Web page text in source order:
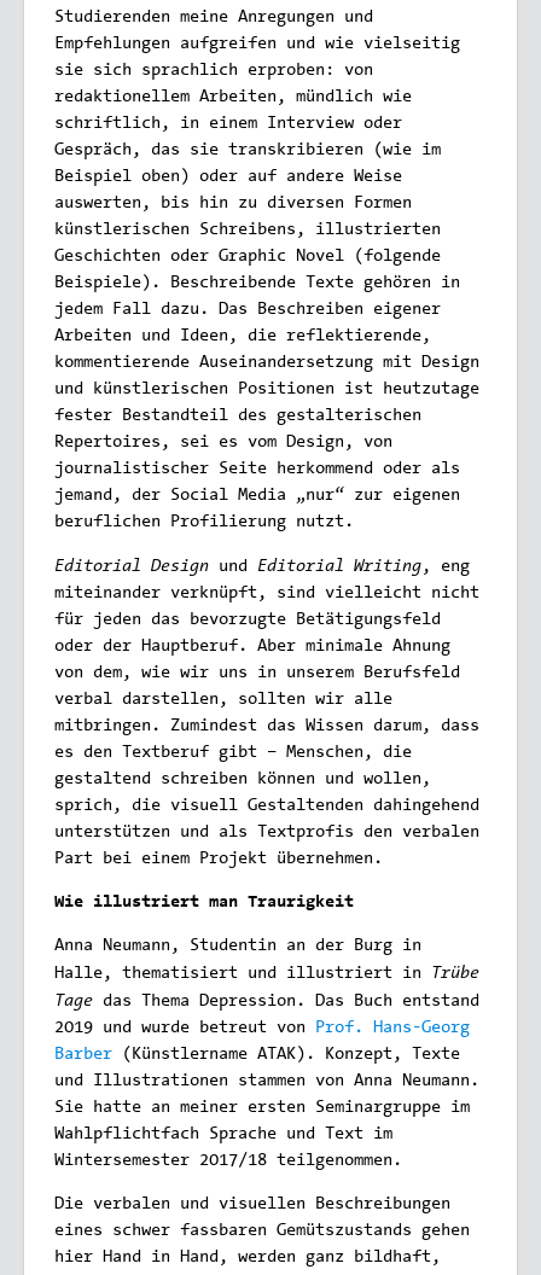
Studierenden meine Anregungen und
Empfehlungen aufgreifen und wie vielseitig
sie sich sprachlich erproben: von
redaktionellem Arbeiten, mündlich wie
schriftlich, in einem Interview oder
Gespräch, das sie transkribieren (wie im
Beispiel oben) oder auf andere Weise
auswerten, bis hin zu diversen Formen
künstlerischen Schreibens, illustrierten
Geschichten oder Graphic Novel (folgende
Beispiele). Beschreibende Texte gehören in
jedem Fall dazu. Das Beschreiben eigener
Arbeiten und Ideen, die reflektierende,
kommentierende Auseinandersetzung mit Design
und künstlerischen Positionen ist heutzutage
fester Bestandteil des gestalterischen
Repertoires, sei es vom Design, von
journalistischer Seite herkommend oder als
jemand, der Social Media „nur“ zur eigenen
beruflichen Profilierung nutzt.
Editorial Design und Editorial Writing , eng
miteinander verknüpft, sind vielleicht nicht
für jeden das bevorzugte Betätigungsfeld
oder der Hauptberuf. Aber minimale Ahnung
von dem, wie wir uns in unserem Berufsfeld
verbal darstellen, sollten wir alle
mitbringen. Zumindest das Wissen darum, dass
es den Textberuf gibt – Menschen, die
gestaltend schreiben können und wollen,
sprich, die visuell Gestaltenden dahingehend
unterstützen und als Textprofis den verbalen
Part bei einem Projekt übernehmen.
Wie illustriert man Traurigkeit
Anna Neumann, Studentin an der Burg in
Halle, thematisiert und illustriert in Trübe
Tage das Thema Depression. Das Buch entstand
2019 und wurde betreut von Prof. Hans-Georg
Barber (Künstlername ATAK). Konzept, Texte
und Illustrationen stammen von Anna Neumann.
Sie hatte an meiner ersten Seminargruppe im
Wahlpflichtfach Sprache und Text im
Wintersemester 2017/18 teilgenommen.
Die verbalen und visuellen Beschreibungen
eines schwer fassbaren Gemütszustands gehen
hier Hand in Hand, werden ganz bildhaft,